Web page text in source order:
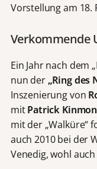
Vorstellung am 18.
Verkommende
Ein Jahr nach dem
nun der „Ring des
Inszenierung von
mitPatrick
mit der „Walküre“
auch 2010 bei der
Venedig, wohl